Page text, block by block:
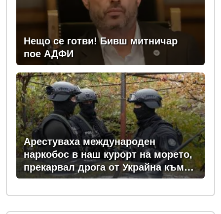
Нещо се готви! Бивш митничар
пое АДФИ
Арестуваха международен
наркобос в наш курорт на морето,
прекарвал дрога от Украйна към
ЕС